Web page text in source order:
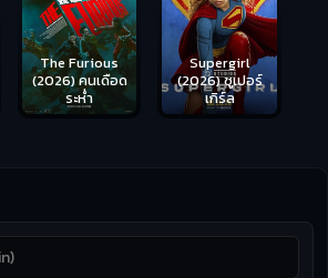
The Furious
(2026) คนเดือด
ระห่ำ
Supergirl
(2026) ซูเปอร์
เกิร์ล